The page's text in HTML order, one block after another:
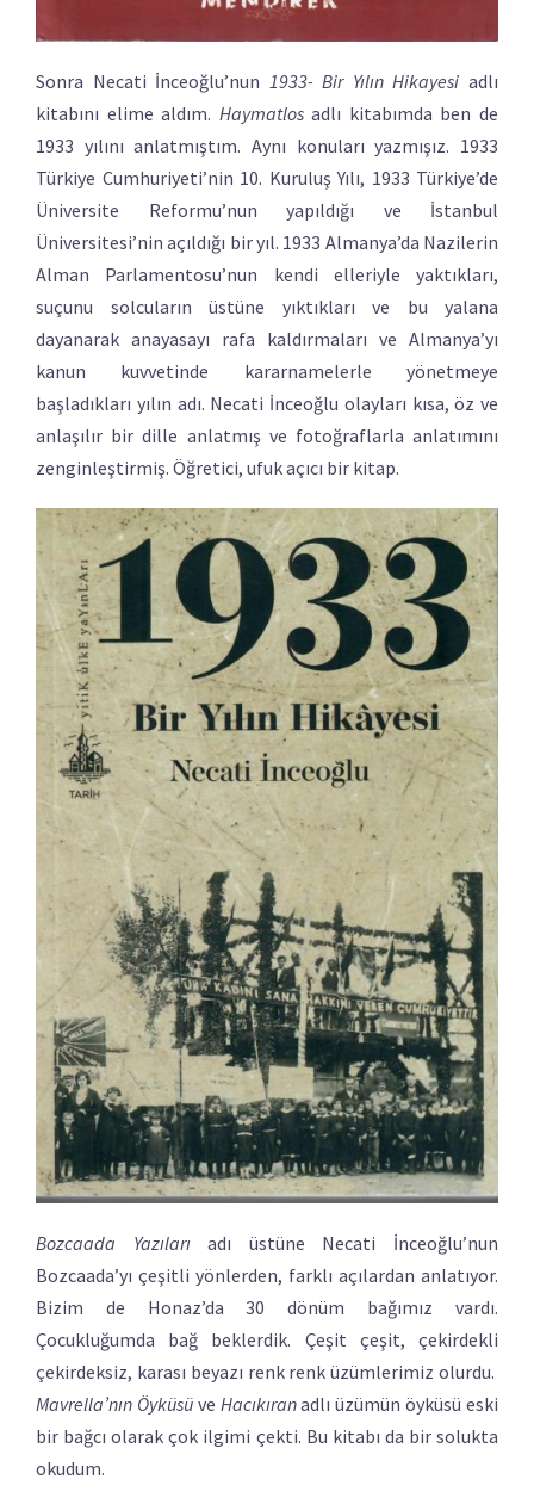
Sonra Necati İnceoğlu’nun 1933- Bir Yılın Hikayesi adlı
kitabını elime aldım. Haymatlosadlı kitabımda ben de
1933 yılını anlatmıştım. Aynı konuları yazmışız. 1933
Türkiye Cumhuriyeti’nin 10. Kuruluş Yılı, 1933 Türkiye’de
Üniversite Reformu’nun yapıldığı ve İstanbul
Üniversitesi’nin açıldığı bir yıl. 1933 Almanya’da Nazilerin
Alman Parlamentosu’nun kendi elleriyle yaktıkları,
suçunu solcuların üstüne yıktıkları ve bu yalana
dayanarak anayasayı rafa kaldırmaları ve Almanya’yı
kanun kuvvetinde kararnamelerle yönetmeye
başladıkları yılın adı. Necati İnceoğlu olayları kısa, öz ve
anlaşılır bir dille anlatmış ve fotoğraflarla anlatımını
zenginleştirmiş. Öğretici, ufuk açıcı bir kitap.
Bozcaada Yazılarıadı üstüne Necati İnceoğlu’nun
Bozcaada’yı çeşitli yönlerden, farklı açılardan anlatıyor.
Bizim de Honaz’da 30 dönüm bağımız vardı.
Çocukluğumda bağ beklerdik. Çeşit çeşit, çekirdekli
çekirdeksiz, karası beyazı renk renk üzümlerimiz olurdu.
Mavrella’nın Öyküsüve Hacıkıranadlı üzümün öyküsü eski
bir bağcı olarak çok ilgimi çekti. Bu kitabı da bir solukta
okudum.